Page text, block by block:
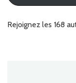
Rejoignez les 168